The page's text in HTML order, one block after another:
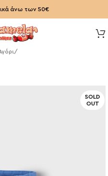
άνω των 50€
/
SOLD
OUT